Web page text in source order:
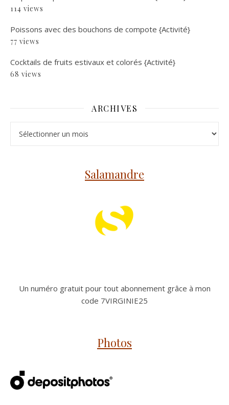
114 views
Poissons avec des bouchons de compote {Activité}
77 views
Cocktails de fruits estivaux et colorés {Activité}
68 views
ARCHIVES
Salamandre
Un numéro gratuit pour tout abonnement grâce à mon
code 7VIRGINIE25
Photos